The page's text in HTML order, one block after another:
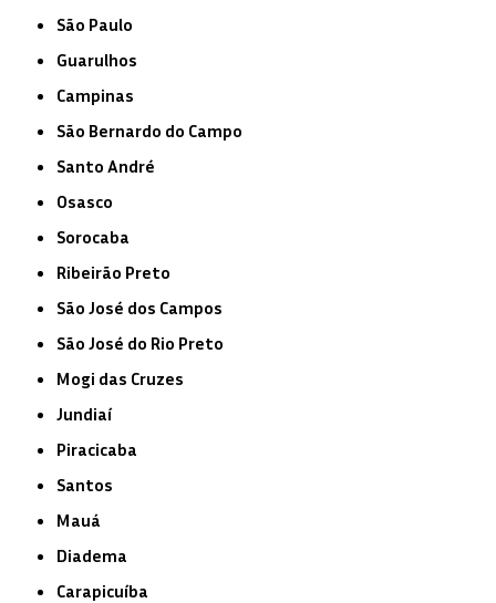
São Paulo
Guarulhos
Campinas
São Bernardo do Campo
Santo André
Osasco
Sorocaba
Ribeirão Preto
São José dos Campos
São José do Rio Preto
Mogi das Cruzes
Jundiaí
Piracicaba
Santos
Mauá
Diadema
Carapicuíba